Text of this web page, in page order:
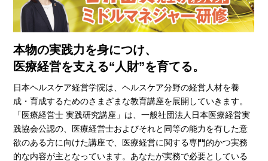
本物の実践力を身につけ、
医療経営を支える“人財”を育てる。
日本ヘルスケア経営学院は、ヘルスケア分野の経営人材を養
成・育成するためのさまざまな教育講座を展開していきます。
「医療経営士 実践研究講座」は、一般社団法人日本医療経営実
践協会公認の、医療経営士およびそれと同等の能力を有した意
欲のある方に向けた講座で、医療経営に関する専門的かつ実務
的な内容が主となっています。あなたが実務で必要としている